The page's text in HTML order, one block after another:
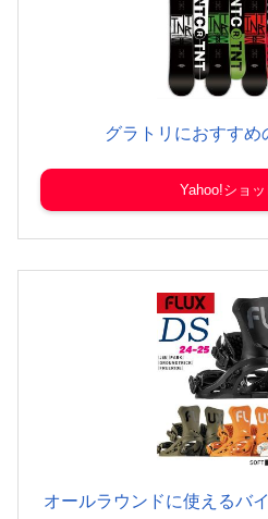
グラトリにおすすめ
Yahoo!ショ
オールラウンドに使えるバ